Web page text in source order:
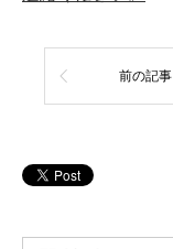
前の記事